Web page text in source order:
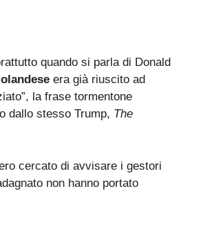
quando si parla di Donald
era già riuscito ad
la frase tormentone
dallo stesso Trump, The
cercato di avvisare i gestori
non hanno portato